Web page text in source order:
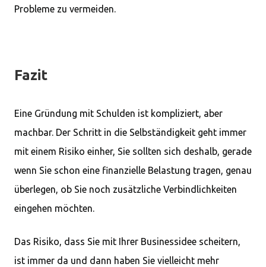
Probleme zu vermeiden.
Fazit
Eine Gründung mit Schulden ist kompliziert, aber
machbar. Der Schritt in die Selbständigkeit geht immer
mit einem Risiko einher, Sie sollten sich deshalb, gerade
wenn Sie schon eine finanzielle Belastung tragen, genau
überlegen, ob Sie noch zusätzliche Verbindlichkeiten
eingehen möchten.
Das Risiko, dass Sie mit Ihrer Businessidee scheitern,
ist immer da und dann haben Sie vielleicht mehr